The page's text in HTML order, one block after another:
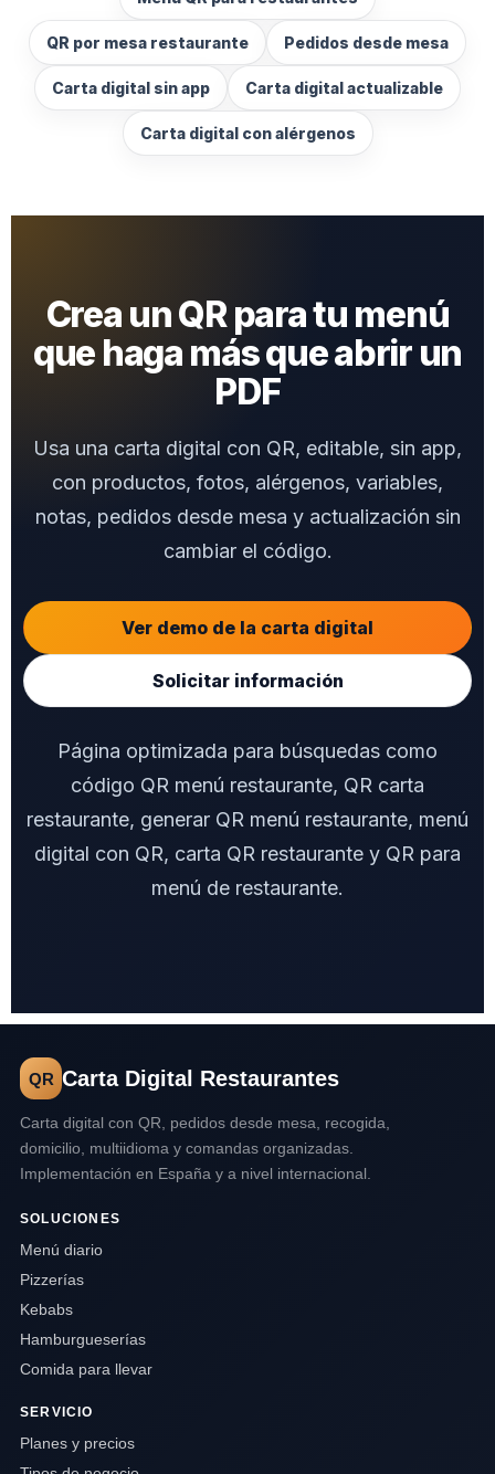
QR por mesa restaurante Pedidos desde mesa
Carta digital sin app Carta digital actualizable
Carta digital con alérgenos
Crea un QR para tu menú
que haga más que abrir un
PDF
Usa una carta digital con QR, editable, sin app,
con productos, fotos, alérgenos, variables,
notas, pedidos desde mesa y actualización sin
cambiar el código.
Ver demo de la carta digital
Solicitar información
Página optimizada para búsquedas como
código QR menú restaurante, QR carta
restaurante, generar QR menú restaurante, menú
digital con QR, carta QR restaurante y QR para
menú de restaurante.
QR Carta Digital Restaurantes
Carta digital con QR, pedidos desde mesa, recogida,
domicilio, multiidioma y comandas organizadas.
Implementación en España y a nivel internacional.
SOLUCIONES
Menú diario
Pizzerías
Kebabs
Hamburgueserías
Comida para llevar
SERVICIO
Planes y precios